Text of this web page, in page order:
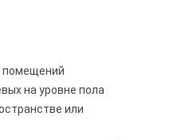
помещений
на уровне пола
или